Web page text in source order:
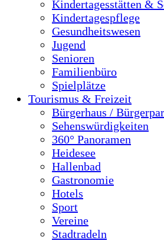
Kindertagesstätten &
Kindertagespflege
Gesundheitswesen
Jugend
Senioren
Familienbüro
Spielplätze
Tourismus & Freizeit
Bürgerhaus /
Sehenswürdigkeiten
360° Panoramen
Heidesee
Hallenbad
Gastronomie
Hotels
Sport
Vereine
Stadtradeln